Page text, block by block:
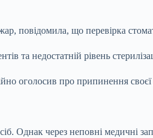
повідомила, що перевірка
та недостатній рівень
оголосив про припинення своєї
Однак через неповні медичні